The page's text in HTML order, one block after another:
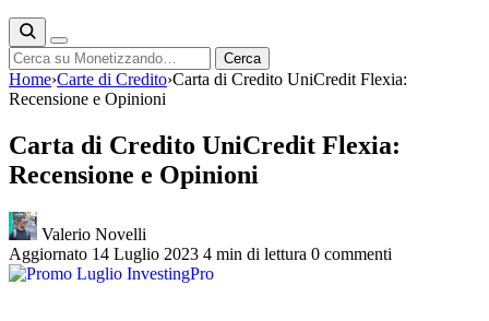
Cerca Cerca
Home›Carte di Credito›Carta di Credito UniCredit Flexia:
Recensione e Opinioni
Carta di Credito UniCredit Flexia:
Recensione e Opinioni
Valerio Novelli
Aggiornato 14 Luglio 2023 4 min di lettura 0 commenti